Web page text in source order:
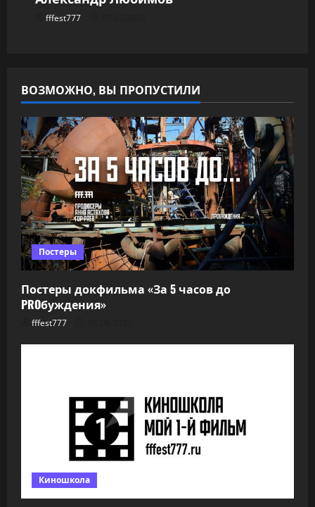
fffest777
ВОЗМОЖНО, ВЫ ПРОПУСТИЛИ
Постеры
Постеры докфильма «За 5 часов до
PROбуждения»
fffest777
Киношкола